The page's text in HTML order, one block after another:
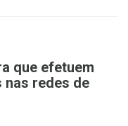
que efetuem
nas redes de